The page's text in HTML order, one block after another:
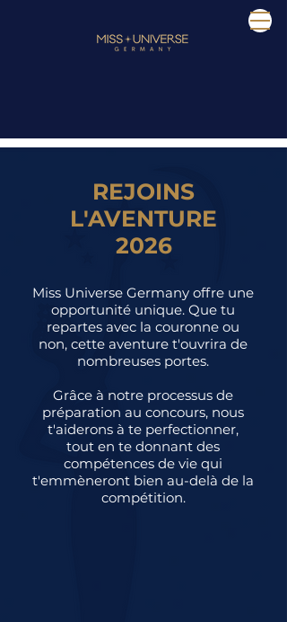
REJOINS
L'AVENTURE
2026
Miss Universe Germany offre une
opportunité unique. Que tu
repartes avec la couronne ou
non, cette aventure t'ouvrira de
nombreuses portes.
Grâce à notre processus de
préparation au concours, nous
t'aiderons à te perfectionner,
tout en te donnant des
compétences de vie qui
t'emmèneront bien au-delà de la
compétition.